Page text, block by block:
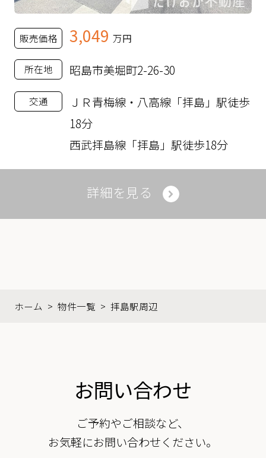
販売価格 3,049 万円
所在地 昭島市美堀町2-26-30
交通
ＪＲ青梅線・八高線「拝島」駅徒歩
18分
西武拝島線「拝島」駅徒歩18分
詳細を見る
ホーム > 物件一覧 > 拝島駅周辺
お問い合わせ
ご予約やご相談など、
お気軽にお問い合わせください。